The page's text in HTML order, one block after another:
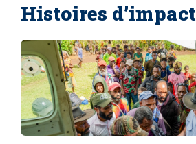
Histoires d’impact